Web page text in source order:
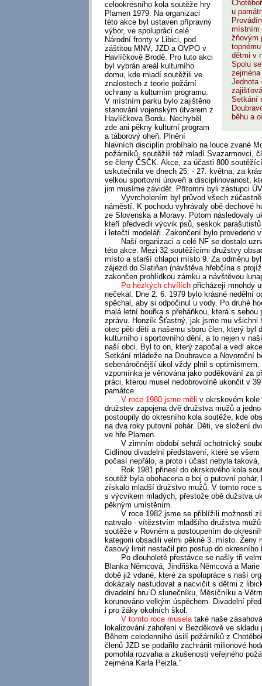
u
místním
žňovým
dětmi v
Spolu
Jednota
Setkání
běhu a
celookresního kola soutěže hry
Plamen 1979. Na organizaci
této akce byl ustaven přípravný
výbor, ve spolupráci celé
Národní fronty v Libici, pod
záštitou MNV, JZD a OVPO v
Havlíčkově Brodě. Pro tuto akci
byl vybrán areál kulturního
domu, kde mladí soutěžili ve
znalostech z teorie požární
ochrany a kulturním programu.
V místním parku bylo zajištěno
stanování vojenským útvarem z
Havlíčkova Bordu. Nechyběl
zde ani pěkny kulturní program
a táborový oheň. Plnění
hlavních disciplín probíhalo na louce zvané
požárníků, soutěžili též mladí Svazarmovci,
se členy ČSČK. Akce, za účasti 800
uskutečnila ve dnech 25. - 27. května, za
velkou sportovní úroveň a disciplinovanost,
jim musíme závidět. Přítomni byli zástupci
Vyvrcholením byl průvod všech
náměstí. K pochodu vyhrávaly obě dechové
ze Slovenska a Moravy. Potom následovaly
kteří předvedli výcvik psů, seskok
i letečtí modeláři. Zakončení bylo provedeno
Naší organizaci a celé NF se dostalo
této akce. Mezi 32 soutěžícími družstvy
místo a starší chlapci místo 9. Za odměnu byl
zájezd do Slatiňan (návštěva hřebčína s
zakončen prohlídkou zámku a návštěvou
Po hezkých chvílích přicházejí mnohdy
nečekal. Dne 2. 6. 1979 bylo krásné nedělní
spěchal, aby si odpočinul u vody. Po druhé
malá letní bouřka s přeháňkou, která s sebou
zprávu. Honzík Šťastný, jak jsme mu všichni
otec pěti dětí a našemu sboru člen, který byl
kulturního i sportovního dění, a to nejen v
naší obci. Byl to on, který započal a vedl
Setkání mládeže na Doubravce a Novoroční
sebenáročnější úkol vždy plnil s optimismem.
vzpomínka je věnována jako poděkování za
práci, kterou musel nedobrovolně ukončit v
památce.
V roce 1980 jsme měli v okrskovém kole
družstev zapojena dvě družstva mužů a
postoupily do okresního kola soutěže, kde
na dva roky putovní pohár. Děti, ve složení
ve hře Plamen.
V zimním období sehrál ochotnický
Cidlinou divadelní představení, které se
počasí nepřálo, a proto i účast nebyla
Rok 1981 přinesl do okrskového kola
soutěž byla obohacena o boj o putovní pohár,
získalo mladší družstvo mužů. V tomto roce
s výcvikem mladých, přestože obě dužstva
pěkným umístěním.
V roce 1982 jsme se přiblížili možnosti
natrvalo - vítězstvím mladšího družstva
soutěže v Rovném a postoupením do
kategorii obsadili velmi pěkné 3. místo. Ženy
časový limit nestačil pro postup do okresního
Po dlouholeté přestávce se našly tři
Blanka Němcová, Jindřiška Němcová a
době již vdané, které za spolupráce s naší
dokázaly nastudovat a nacvičit s dětmi z
divadelní hru O slunečníku, Měsíčníku a
korunováno velkým úspěchem. Divadelní
i pro žáky okolních škol.
V tomto roce musela také naše
lokalizování zahoření v Bezděkově ve
Během celodenního úsilí požárníků z
členů JZD se podařilo zachránit milionové
pomohla rozvaha a zkušenosti veřejného
zejména Karla Peizla."